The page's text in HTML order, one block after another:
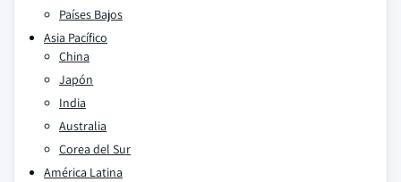
Países Bajos
Asia Pacífico
China
Japón
India
Australia
Corea del Sur
América Latina